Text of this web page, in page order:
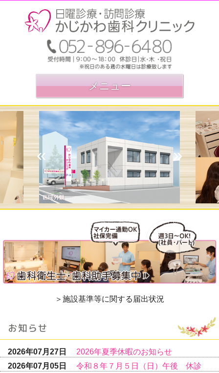
メニュー
»
«
＞施設基準等に関する届出状況
2026年07月27日
2026年夏季休暇のお知らせ
2026年07月05日
令和８年７月５日（日）午後 休診